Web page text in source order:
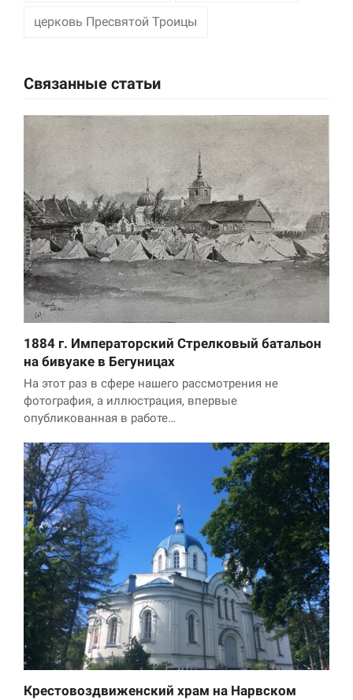
церковь Пресвятой Троицы
Связанные статьи
1884 г. Императорский Стрелковый батальон
на бивуаке в Бегуницах
На этот раз в сфере нашего рассмотрения не
фотография, а иллюстрация, впервые
опубликованная в работе…
Крестовоздвиженский храм на Нарвском